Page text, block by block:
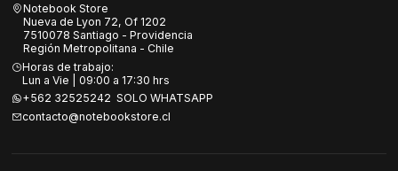
Notebook Store
Nueva de Lyon 72, Of 1202
7510078 Santiago - Providencia
Región Metropolitana - Chile
Horas de trabajo:
Lun a Vie | 09:00 a 17:30 hrs
+562 32525242 SOLO WHATSAPP
contacto@notebookstore.cl